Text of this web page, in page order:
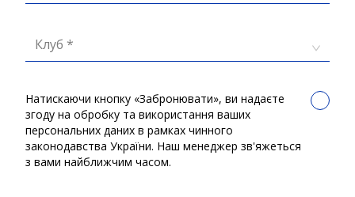
Клуб *
Натискаючи кнопку «Забронювати», ви надаєте
згоду на обробку та використання ваших
персональних даних в рамках чинного
законодавства України. Наш менеджер зв'яжеться
з вами найближчим часом.